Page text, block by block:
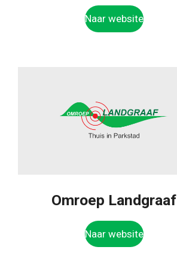
Naar website
Omroep Landgraaf
Naar website